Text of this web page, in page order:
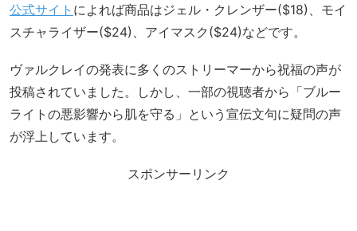
公式サイト によれば商品はジェル・クレンザー($18)、モイ
スチャライザー($24)、アイマスク($24)などです。
ヴァルクレイの発表に多くのストリーマーから祝福の声が
投稿されていました。しかし、一部の視聴者から「ブルー
ライトの悪影響から肌を守る」という宣伝文句に疑問の声
が浮上しています。
スポンサーリンク